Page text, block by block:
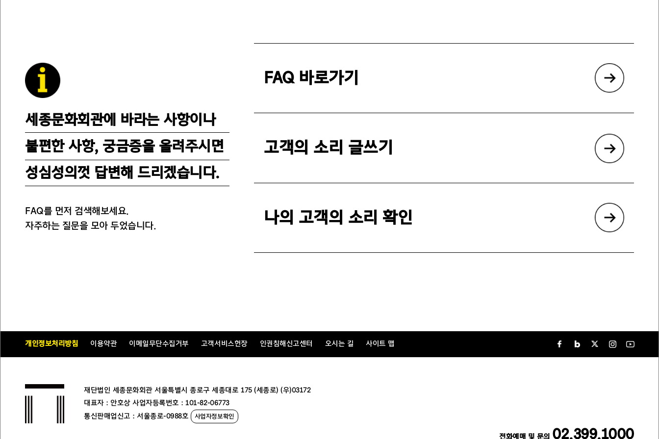
세종문화회관에 바라는 사항이나
불편한 사항, 궁금증을 올려주시면
성심성의껏 답변해 드리겠습니다.
FAQ를 먼저 검색해보세요.
자주하는 질문을 모아 두었습니다.
FAQ 바로가기
고객의 소리 글쓰기
나의 고객의 소리 확인
개인정보처리방침 이용약관 이메일무단수집거부 고객서비스헌장 인권침해신고센터 오시는 길 사이트 맵
재단법인 세종문화회관 서울특별시 종로구 세종대로 175 (세종로) (우)03172
대표자 : 안호상 사업자등록번호 : 101-82-06773
통신판매업신고 : 서울종로-0988호
사업자정보확인
전화예매 및 문의 02.399.1000